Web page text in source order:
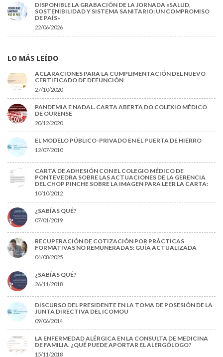
DISPONIBLE LA GRABACIÓN DE LA JORNADA «SALUD,
SOSTENIBILIDAD Y SISTEMA SANITARIO: UN COMPROMISO
DE PAÍS»
22/06/2026
LO MÁS LEÍDO
ACLARACIONES PARA LA CUMPLIMENTACIÓN DEL NUEVO
CERTIFICADO DE DEFUNCIÓN
27/10/2020
PANDEMIA E NADAL. CARTA ABERTA DO COLEXIO MÉDICO
DE OURENSE
20/12/2020
EL MODELO PÚBLICO-PRIVADO EN EL PUERTA DE HIERRO
12/07/2010
CARTA DE ADHESIÓN CON EL COLEGIO MÉDICO DE
PONTEVEDRA SOBRE LAS ACTUACIONES DE LA GERENCIA
DEL CHOP PINCHE SOBRE LA IMAGEN PARA LEER LA CARTA:
10/10/2012
¿SABÍAS QUÉ?
07/01/2019
RECUPERACIÓN DE COTIZACIÓN POR PRÁCTICAS
FORMATIVAS NO REMUNERADAS: GUÍA ACTUALIZADA
04/08/2025
¿SABÍAS QUÉ?
26/11/2018
DISCURSO DEL PRESIDENTE EN LA TOMA DE POSESIÓN DE LA
JUNTA DIRECTIVA DEL ICOMOU
09/06/2014
LA ENFERMEDAD ALÉRGICA EN LA CONSULTA DE MEDICINA
DE FAMILIA. ¿QUÉ PUEDE APORTAR EL ALERGÓLOGO?
15/11/2018